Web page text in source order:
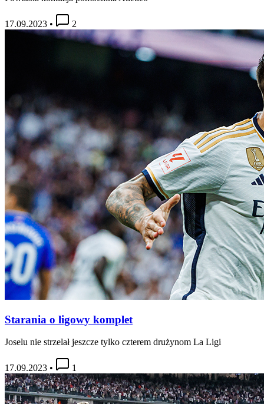
17.09.2023 • 2
Starania o ligowy komplet
Joselu nie strzelał jeszcze tylko czterem drużynom La Ligi
17.09.2023 • 1